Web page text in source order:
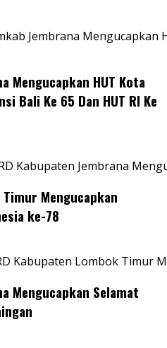
Jembrana Mengucapkan
Mengucapkan HUT Kota
Bali Ke 65 Dan HUT RI Ke
Kabupaten Jembrana
Mengucapkan
ke-78
Kabupaten Lombok Timur
Mengucapkan Selamat